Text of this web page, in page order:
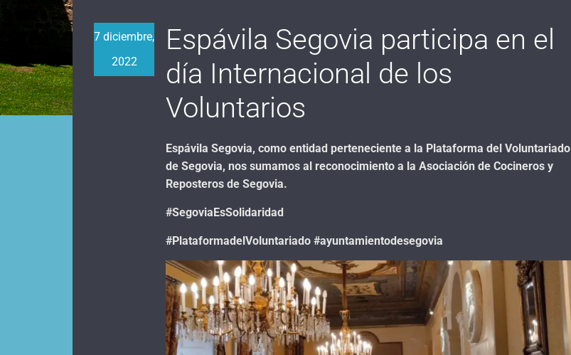
7 diciembre,
2022
Espávila Segovia participa en el
día Internacional de los
Voluntarios
Espávila Segovia, como entidad perteneciente a la Plataforma del Voluntariado
de Segovia, nos sumamos al reconocimiento a la Asociación de Cocineros y
Reposteros de Segovia.
#SegoviaEsSolidaridad
#PlataformadelVoluntariado #ayuntamientodesegovia